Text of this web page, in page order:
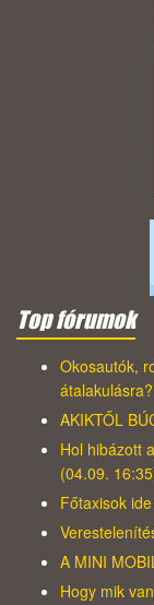
Top fórumok
Okosautók,
AKIKTŐL
Hol hibázott
(04.09.
Főtaxisok
A MINI
Hogy mik